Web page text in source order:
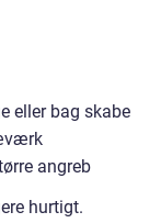
eller bag skabe
angreb
hurtigt.